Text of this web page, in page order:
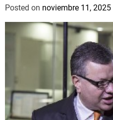
Posted on noviembre 11, 2025